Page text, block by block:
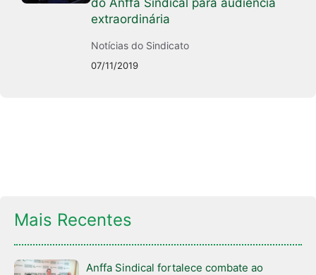
extraordinária
Notícias do Sindicato
07/11/2019
Mais Recentes
Anffa Sindical fortalece combate ao